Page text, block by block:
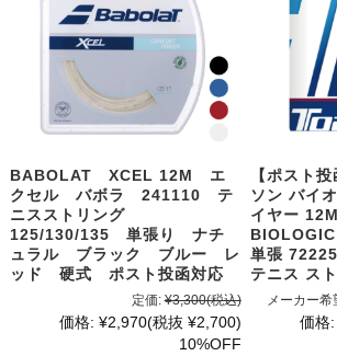
BABOLAT XCEL 12M エ
クセル バボラ 241110 テ
ニスストリング
125/130/135 単張り ナチ
ュラル ブラック ブルー レ
ッド 硬式 ポスト投函対応
定価: ¥3,300(税込)
価格: ¥2,970(税抜 ¥2,700)
10%OFF
【ポスト
ソン バイ
イヤー
単張
テニス ス
メーカー
価格: